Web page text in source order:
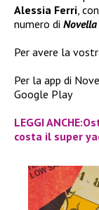
Alessia Ferri,
numero di
Per avere la
Per la app di
Google Play
LEGGI
costa il super